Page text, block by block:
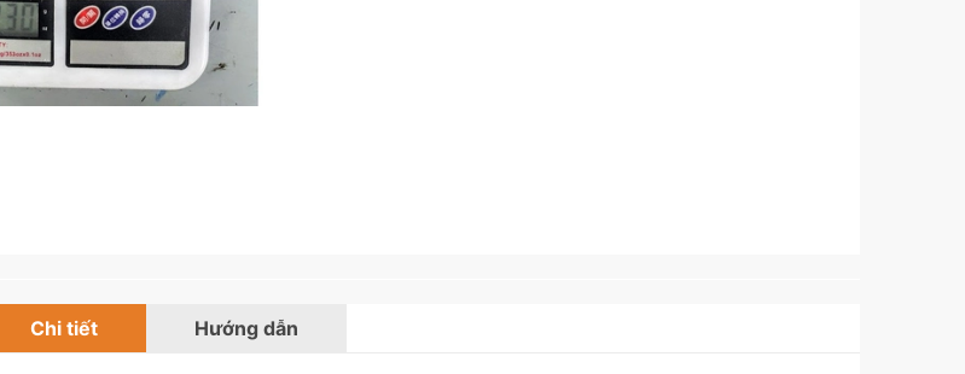
Chi tiết Hướng dẫn